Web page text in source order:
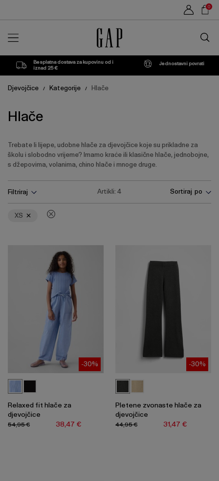
0
trgovini
Besplatna dostava za kupovinu od i
iznad 25 €
Jednostavni povrati
Djevojčice / Kategorije / Hlače
Hlače
Trebate li lijepe, udobne hlače za djevojčice koje su prikladne za
školu i slobodno vrijeme? Imamo kraće ili klasične hlače, jednobojne,
s džepovima, volanima, chino hlače i mnoge druge.
tipku
Enter
za
Filtriraj Artikli:4 Sortiraj po
XS
-30%
Relaxed fit hlače za
djevojčice
38,47 €
54,95 €
-30%
Pletene zvonaste hlače za
djevojčice
31,47 €
44,95 €